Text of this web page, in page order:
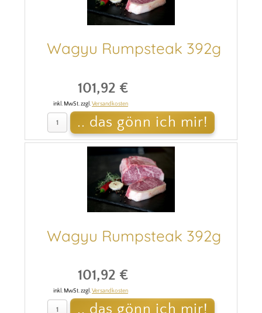
Wagyu Rumpsteak 392g
101,92 €
inkl. MwSt. zzgl.Versandkosten
Wagyu Rumpsteak 392g
101,92 €
inkl. MwSt. zzgl.Versandkosten